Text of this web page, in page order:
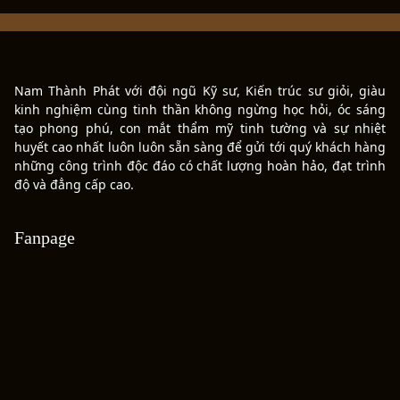
các tấm ván gỗ lớn (gọi là bức) nằm trong hệ
Nam Thành Phát với đội ngũ Kỹ sư, Kiến trúc sư giỏi, giàu
kinh nghiệm cùng tinh thần không ngừng học hỏi, óc sáng
tạo phong phú, con mắt thẩm mỹ tinh tường và sự nhiệt
huyết cao nhất luôn luôn sẵn sàng để gửi tới quý khách hàng
những công trình độc đáo có chất lượng hoàn hảo, đạt trình
độ và đẳng cấp cao.
Fanpage